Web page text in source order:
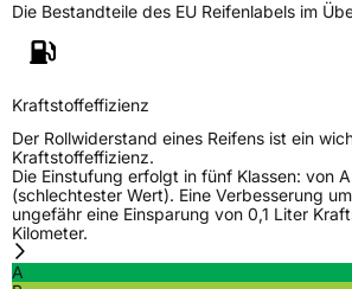
Die Bestandteile des EU Reifenlabels im
Kraftstoffeffizienz
Der Rollwiderstand eines Reifens ist ein
Kraftstoffeffizienz.
Die Einstufung erfolgt in fünf Klassen: von
(schlechtester Wert). Eine Verbesserung
ungefähr eine Einsparung von 0,1 Liter
Kilometer.
A